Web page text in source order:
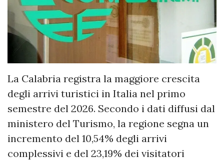
La Calabria registra la maggiore crescita
degli arrivi turistici in Italia nel primo
semestre del 2026. Secondo i dati diffusi dal
ministero del Turismo, la regione segna un
incremento del 10,54% degli arrivi
complessivi e del 23,19% dei visitatori